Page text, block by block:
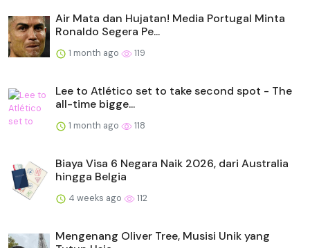
Air Mata dan Hujatan! Media Portugal Minta
Ronaldo Segera Pe...
1 month ago 119
Lee to Atlético set to take second spot - The
all-time bigge...
1 month ago 118
Biaya Visa 6 Negara Naik 2026, dari Australia
hingga Belgia
4 weeks ago 112
Mengenang Oliver Tree, Musisi Unik yang